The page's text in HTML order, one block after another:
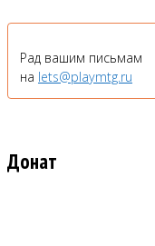
Рад вашим письмам
на lets@playmtg.ru
Донат